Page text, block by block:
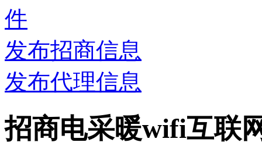
件
发布招商信息
发布代理信息
招商电采暖wifi互联